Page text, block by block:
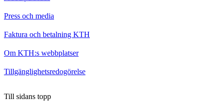
Press och media
Faktura och betalning KTH
Om KTH:s webbplatser
Tillgänglighetsredogörelse
Till sidans topp